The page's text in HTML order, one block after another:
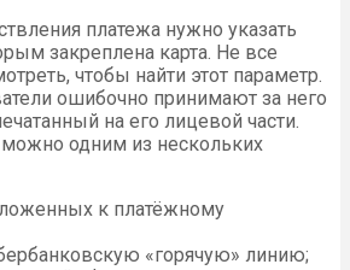
платежа нужно указать
закреплена карта. Не все
чтобы найти этот параметр.
ошибочно принимают за него
на его лицевой части.
можно одним из нескольких
к платёжному
«горячую» линию;